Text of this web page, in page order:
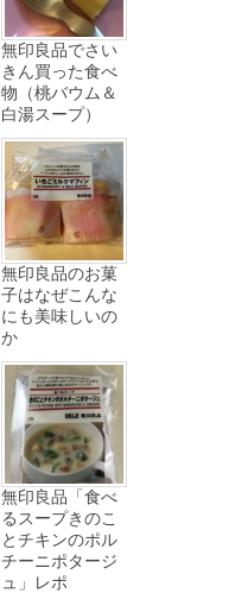
無印良品でさい
きん買った食べ
物（桃バウム＆
白湯スープ）
無印良品のお菓
子はなぜこんな
にも美味しいの
か
無印良品「食べ
るスープきのこ
とチキンのポル
チーニポタージ
ュ」レポ